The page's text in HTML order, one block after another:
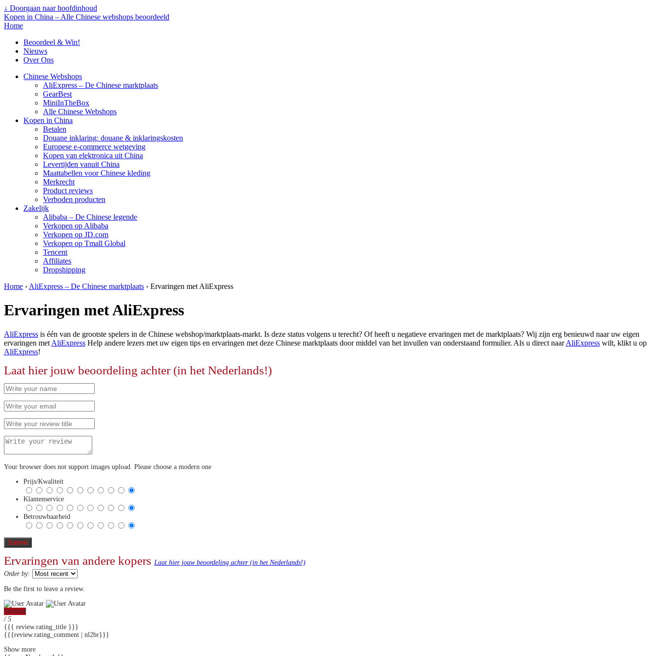
↓ Doorgaan naar hoofdinhoud
Kopen in China – Alle Chinese webshops beoordeeld
Home
Beoordeel & Win!
Nieuws
Over Ons
Chinese Webshops
AliExpress – De Chinese marktplaats
GearBest
MiniInTheBox
Alle Chinese Webshops
Kopen in China
Betalen
Douane inklaring: douane & inklaringskosten
Europese e-commerce wetgeving
Kopen van elektronica uit China
Levertijden vanuit China
Maattabellen voor Chinese kleding
Merkrecht
Product reviews
Verboden producten
Zakelijk
Alibaba – De Chinese legende
Verkopen op Alibaba
Verkopen op JD.com
Verkopen op Tmall Global
Tencent
Affiliates
Dropshipping
Home › AliExpress – De Chinese marktplaats › Ervaringen met AliExpress
Ervaringen met AliExpress
AliExpress is één van de grootste spelers in de Chinese webshop/marktplaats-markt. Is deze status volgens u terecht? Of heeft u negatieve ervaringen met de marktplaats? Wij zijn erg benieuwd naar uw eigen
ervaringen met AliExpress Help andere lezers met uw eigen tips en ervaringen met deze Chinese marktplaats door middel van het invullen van onderstaand formulier. Als u direct naarAliExpress wilt, klikt u op
AliExpress!
Laat hier jouw beoordeling achter (in het Nederlands!)
Your browser does not support images upload. Please choose a modern one
Prijs/Kwaliteit
Klantenservice
Betrouwbaarheid
Ervaringen van andere kopers Laat hier jouw beoordeling achter (in het Nederlands!)
Order by:
Be the first to leave a review.
Verified
/ 5
{{{ review.rating_title }}}
{{{review.rating_comment | nl2br}}}
Show more